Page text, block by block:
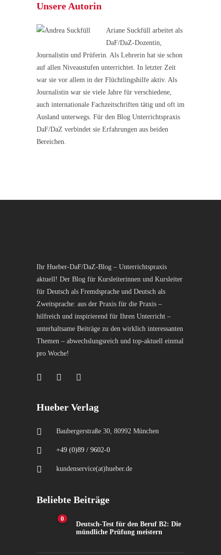
Unsere Autorin
Ariane Suckfüll arbeitet als
DaF/DaZ-Dozentin,
Journalistin und Prüferin. Als Lehrerin hat sie schon
auf allen Niveaustufen unterrichtet. In letzter Zeit
war sie vor allem in der Flüchtlingshilfe aktiv. Als
Journalistin war sie viele Jahre für verschiedene,
auch internationale Fachzeitschriften tätig und oft im
Ausland unterwegs. Für den Blog Unterrichtspraxis
DaF/DaZ verbindet sie Erfahrungen aus beiden
Bereichen.
Ihr Hueber-DaF/DaZ-Blog – Unterrichtspraxis
aktuell! Der Blog für Kursleiterinnen und Kursleiter
für Deutsch als Fremdsprache und Deutsch als
Zweitsprache: aus der Praxis für die Praxis –
hilfreich und inspirierend für Ihren Unterricht –
unterhaltsame Beiträge zu den wirklich interessanten
Themen – abwechslungsreich und top-aktuell einmal
pro Woche!
Hueber Verlag
Baubergerstraße 30, 80992 München
+49 (0)89 / 9602-0
kundenservice(at)hueber.de
Beliebte Beiträge
0
Deutsch-Test für den Beruf B2: Die
mündliche Prüfung meistern